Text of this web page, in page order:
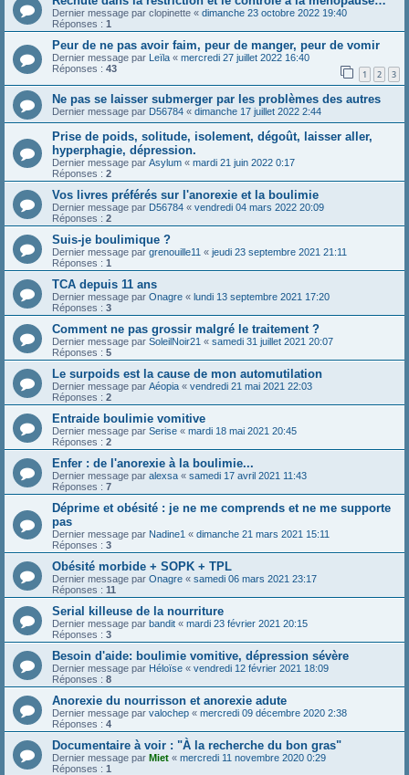
Dernier message par clopinette « dimanche 23 octobre 2022 19:40
Réponses : 1
Peur de ne pas avoir faim, peur de manger, peur de vomir
Dernier message par Leïla « mercredi 27 juillet 2022 16:40
Réponses : 43 1 2 3
Ne pas se laisser submerger par les problèmes des autres
Dernier message par D56784 « dimanche 17 juillet 2022 2:44
Prise de poids, solitude, isolement, dégoût, laisser aller,
hyperphagie, dépression.
Dernier message par Asylum « mardi 21 juin 2022 0:17
Réponses : 2
Vos livres préférés sur l'anorexie et la boulimie
Dernier message par D56784 « vendredi 04 mars 2022 20:09
Réponses : 2
Suis-je boulimique ?
Dernier message par grenouille11 « jeudi 23 septembre 2021 21:11
Réponses : 1
TCA depuis 11 ans
Dernier message par Onagre « lundi 13 septembre 2021 17:20
Réponses : 3
Comment ne pas grossir malgré le traitement ?
Dernier message par SoleilNoir21 « samedi 31 juillet 2021 20:07
Réponses : 5
Le surpoids est la cause de mon automutilation
Dernier message par Aéopia « vendredi 21 mai 2021 22:03
Réponses : 2
Entraide boulimie vomitive
Dernier message par Serise « mardi 18 mai 2021 20:45
Réponses : 2
Enfer : de l'anorexie à la boulimie...
Dernier message par alexsa « samedi 17 avril 2021 11:43
Réponses : 7
Déprime et obésité : je ne me comprends et ne me supporte
pas
Dernier message par Nadine1 « dimanche 21 mars 2021 15:11
Réponses : 3
Obésité morbide + SOPK + TPL
Dernier message par Onagre « samedi 06 mars 2021 23:17
Réponses : 11
Serial killeuse de la nourriture
Dernier message par bandit « mardi 23 février 2021 20:15
Réponses : 3
Besoin d'aide: boulimie vomitive, dépression sévère
Dernier message par Héloïse « vendredi 12 février 2021 18:09
Réponses : 8
Anorexie du nourrisson et anorexie adute
Dernier message par valochep « mercredi 09 décembre 2020 2:38
Réponses : 4
Documentaire à voir : "À la recherche du bon gras"
Dernier message par Miet « mercredi 11 novembre 2020 0:29
Réponses : 1